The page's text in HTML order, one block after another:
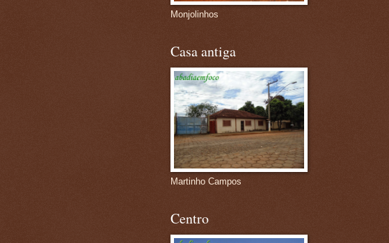
Monjolinhos
Casa antiga
Martinho Campos
Centro